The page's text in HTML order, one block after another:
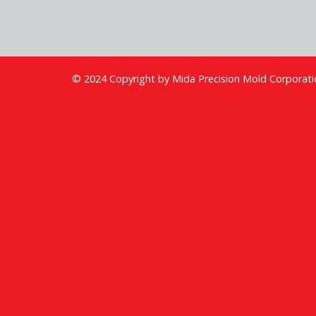
© 2024 Copyright by Mida Precision Mold